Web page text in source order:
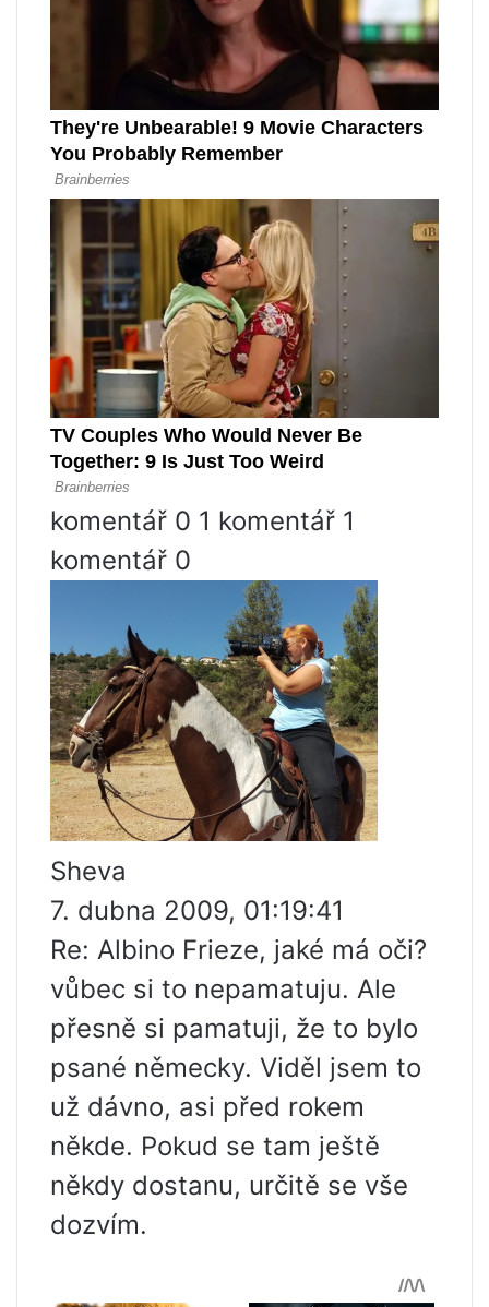
komentář 0 1 komentář 1
komentář 0
Sheva
7. dubna 2009, 01:19:41
Re: Albino Frieze, jaké má oči?
vůbec si to nepamatuju. Ale
přesně si pamatuji, že to bylo
psané německy. Viděl jsem to
už dávno, asi před rokem
někde. Pokud se tam ještě
někdy dostanu, určitě se vše
dozvím.